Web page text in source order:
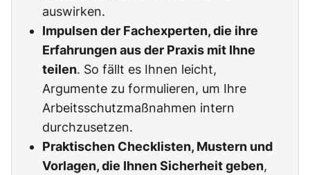
auswirken.
Impulsen der Fachexperten, die ihre
Erfahrungen aus der Praxis mit Ihne
teilen. So fällt es Ihnen leicht,
Argumente zu formulieren, um Ihre
Arbeitsschutzmaßnahmen intern
durchzusetzen.
Praktischen Checklisten, Mustern und
Vorlagen, die Ihnen Sicherheit geben,